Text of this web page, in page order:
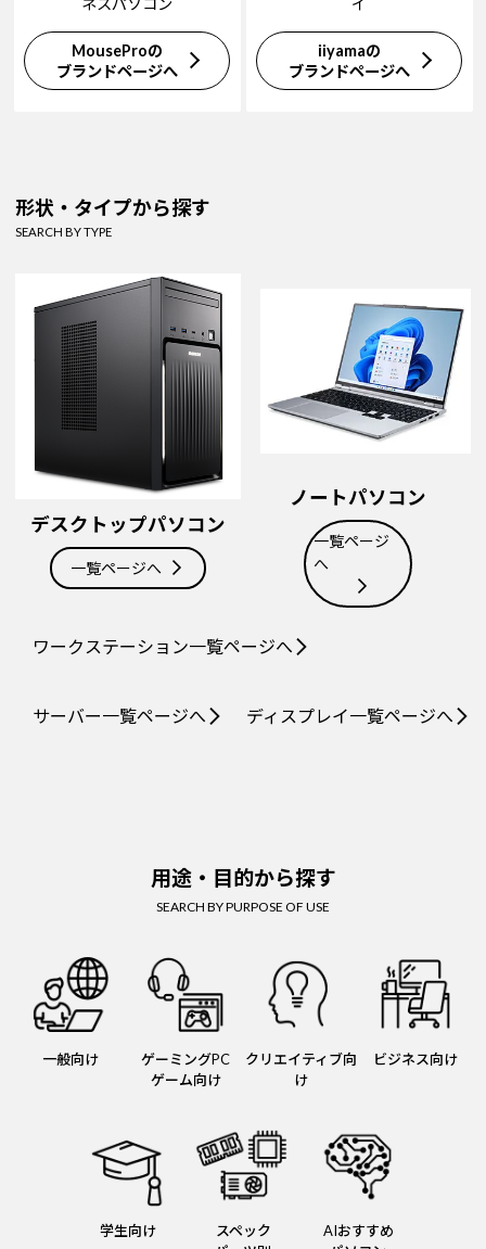
MouseProの
ブランドページへ
iiyamaの
ブランドページへ
形状・タイプから探す
SEARCH BY TYPE
デスクトップパソコン
一覧ページへ
ノートパソコン
一覧ページ
へ
ワークステーション一覧ページへ
サーバー一覧ページへ ディスプレイ一覧ページへ
用途・目的から探す
SEARCH BY PURPOSE OF USE
一般向け
ゲーミングPC
ゲーム向け
クリエイティブ向
け
ビジネス向け
学生向け
スペック
AIおすすめ